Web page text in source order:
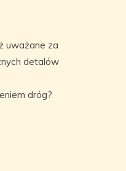
uważane za
detalów
dróg?